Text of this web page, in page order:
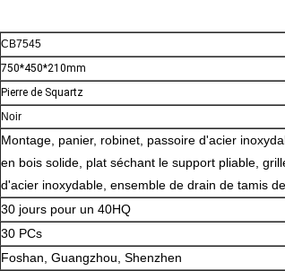
CB7545
750*450*210mm
Pierre de Squartz
Noir
Montage, panier, robinet, passoire d'acier
en bois solide, plat séchant le support pliable,
d'acier inoxydable, ensemble de drain de tamis
30 jours pour un 40HQ
30 PCs
Foshan, Guangzhou, Shenzhen